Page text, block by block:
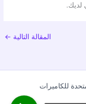
لديك.
المقالة التالية ←